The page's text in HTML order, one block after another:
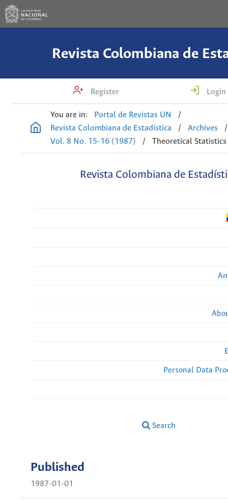
Revista Colombiana de
Register Login
You are in: Portal de Revistas UN
/
Revista Colombiana de Estadística
/ Archives
/
Vol. 8 No. 15-16 (1987)
/ Theoretical Statistics
Revista Colombiana de
Personal Data
Search
Published
1987-01-01